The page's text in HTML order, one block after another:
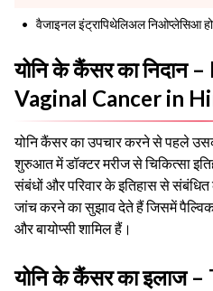
वैजाइनल इंट्रापिथेलिअल निओप्लेसिआ
योनि के कैंसर का निदान
Vaginal Cancer in
योनि कैंसर का उपचार करने से पहले
शुरुआत में डॉक्टर मरीज से चिकित्सा
संबंधों और परिवार के इतिहास से
जांच करने का सुझाव देते हैं जिसमें पैल्विक
और बायोप्सी शामिल हैं।
योनि के कैंसर का इलाज